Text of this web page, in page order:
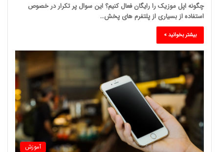
چگونه اپل موزیک را رایگان فعال کنیم؟ این سوال پر تکرار در خصوص
استفاده از بسیاری از پلتفرم های پخش…
بیشتر بخوانید »
آموزش